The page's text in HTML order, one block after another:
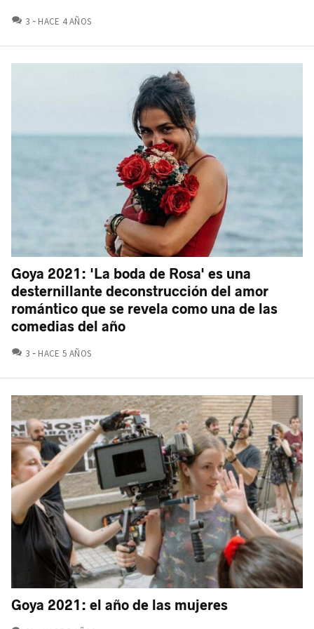
3 COMENTARIOS
HACE 4 AÑOS
Goya 2021: 'La boda de Rosa' es una
desternillante deconstrucción del amor
romántico que se revela como una de las
comedias del año
3 COMENTARIOS
HACE 5 AÑOS
Goya 2021: el año de las mujeres